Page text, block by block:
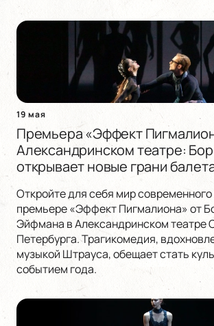
19 мая
Премьера «Эффект
Александринском театре:
открывает новые грани
Откройте для себя мир современного
премьере «Эффект Пигмалиона» от
Эйфмана в Александринском театре
Петербурга. Трагикомедия,
музыкой Штрауса, обещает стать
событием года.